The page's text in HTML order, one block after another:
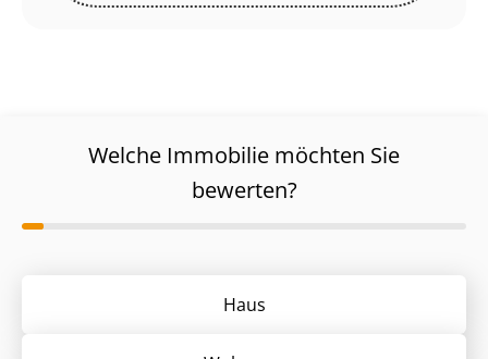
Welche Immobilie möchten Sie
bewerten?
Haus